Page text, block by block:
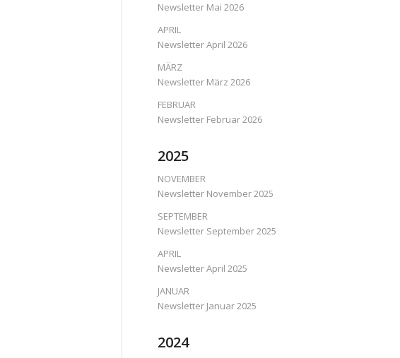
Newsletter Mai 2026
APRIL
Newsletter April 2026
MÄRZ
Newsletter März 2026
FEBRUAR
Newsletter Februar 2026
2025
NOVEMBER
Newsletter November 2025
SEPTEMBER
Newsletter September 2025
APRIL
Newsletter April 2025
JANUAR
Newsletter Januar 2025
2024